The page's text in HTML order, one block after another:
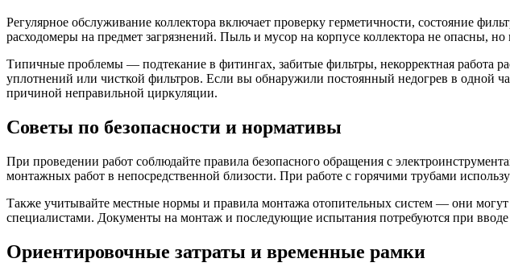
Регулярное обслуживание коллектора включает проверку герметичности, состояние
расходомеры на предмет загрязнений. Пыль и мусор на корпусе коллектора не опасны,
Типичные проблемы — подтекание в фитингах, забитые фильтры, некорректная работа
уплотнений или чисткой фильтров. Если вы обнаружили постоянный недогрев в одной
причиной неправильной циркуляции.
Советы по безопасности и нормативы
При проведении работ соблюдайте правила безопасного обращения с
монтажных работ в непосредственной близости. При работе с горячими трубами
Также учитывайте местные нормы и правила монтажа отопительных систем — они
специалистами. Документы на монтаж и последующие испытания потребуются при
Ориентировочные затраты и временные рамки